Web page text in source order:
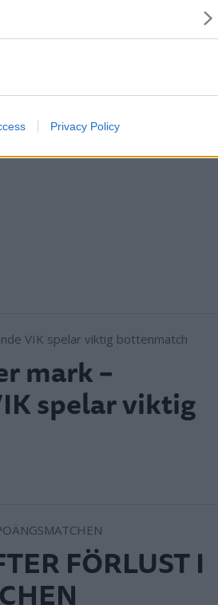
Privacy Policy
mark –
spelar viktig
FÖRLUST I